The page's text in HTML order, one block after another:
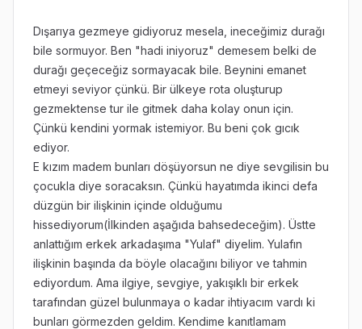
Dışarıya gezmeye gidiyoruz mesela, ineceğimiz durağı
bile sormuyor. Ben "hadi iniyoruz" demesem belki de
durağı geçeceğiz sormayacak bile. Beynini emanet
etmeyi seviyor çünkü. Bir ülkeye rota oluşturup
gezmektense tur ile gitmek daha kolay onun için.
Çünkü kendini yormak istemiyor. Bu beni çok gıcık
ediyor.
E kızım madem bunları döşüyorsun ne diye sevgilisin bu
çocukla diye soracaksın. Çünkü hayatımda ikinci defa
düzgün bir ilişkinin içinde olduğumu
hissediyorum(İlkinden aşağıda bahsedeceğim). Üstte
anlattığım erkek arkadaşıma "Yulaf" diyelim. Yulafın
ilişkinin başında da böyle olacağını biliyor ve tahmin
ediyordum. Ama ilgiye, sevgiye, yakışıklı bir erkek
tarafından güzel bulunmaya o kadar ihtiyacım vardı ki
bunları görmezden geldim. Kendime kanıtlamam